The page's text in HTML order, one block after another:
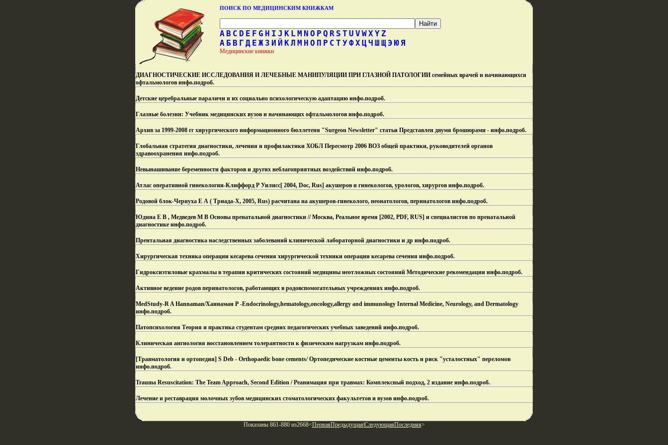
ПОИСК ПО МЕДИЦИНСКИМ КНИЖКАМ
A B C D E F G H I J K L M N O P Q R S T U V WXY Z
А Б В Г Д Е Ж З И Й КЛ М Н О П Р С Т УФХЦЧ Ш Щ Э ЮЯ
Медицинские книжки
ДИАГНОСТИЧЕСКИЕ ИССЛЕДОВАНИЯ И ЛЕЧЕБНЫЕ МАНИПУЛЯЦИИ ПРИ ГЛАЗНОЙ ПАТОЛОГИИ семейных врачей и начинающихся
офтальмологов инфо.подроб.
Детские церебральные параличи и их социально психологическую адаптацию инфо.подроб.
Глазные болезни: Учебник медицинских вузов и начинающих офтальмологов инфо.подроб.
Архив за 1999-2008 гг хирургического информационного бюллетеня "Surgeon Newsletter" статьи Представлен двумя брошюрами - инфо.подроб.
Глобальная стратегия диагностики, лечения и профилактики ХОБЛ Пересмотр 2006 ВОЗ общей практики, руководителей органов
здравоохранения инфо.подроб.
Невынашивание беременности факторов и друrих неблаrоприятных воздействий инфо.подроб.
Атлас оперативной гинекологии-Клиффорд Р Уилисс[ 2004, Doc, Rus] акушеров и гинекологов, урологов, хирургов инфо.подроб.
Родовой блок-Чернуха Е А ( Триада-Х, 2005, Rus) расчитана на акушеров-гинеколого, неонатологов, перинатологов инфо.подроб.
Юдина Е В , Медведев М В Основы пренатальной диагностики // Москва, Реальное время [2002, PDF, RUS] и специалистов по пренатальной
диагностике инфо.подроб.
Прентальная диагностика наследственных заболеваний клинической лабораторной диагностики и др инфо.подроб.
Хирургическая техника операции кесарева сечения хирургической техники операции кесарева сечения инфо.подроб.
Гидроксиэтиловые крахмалы в терапии критических состояний медицины неотложных состояний Методические рекомендации инфо.подроб.
Активное ведение родов перинатологов, работающих в родовспомогательных учреждениях инфо.подроб.
MedStudy-R A Hannaman/Ханнаман Р -Endocrinology,hematology,oncology,allergy and immunology Internal Medicine, Neurology, and Dermatology
инфо.подроб.
Патопсихология Теория и практика студентам средних педагогических учебных заведений инфо.подроб.
Клиническая ангиология восстановлением толерантности к физическим нагрузкам инфо.подроб.
[Травматология и ортопедия] S Deb - Orthopaedic bone cements/ Ортопедические костные цементы кость и риск "усталостных" переломов
инфо.подроб.
Trauma Resuscitation: The Team Approach, Second Edition / Реанимация при травмах: Комплексный подход, 2 издание инфо.подроб.
Лечение и реставрация молочных зубов медицинских стоматологических факультетов и вузов инфо.подроб.
Показаны 861-880 из2668<ПерваяПредыдущая СледующаяПоследняя>